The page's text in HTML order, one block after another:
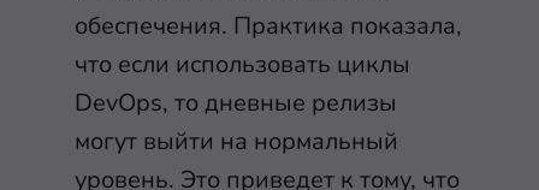
обеспечения. Практика показала,
что если использовать циклы
DevOps, то дневные релизы
могут выйти на нормальный
уровень. Это приведет к тому, что